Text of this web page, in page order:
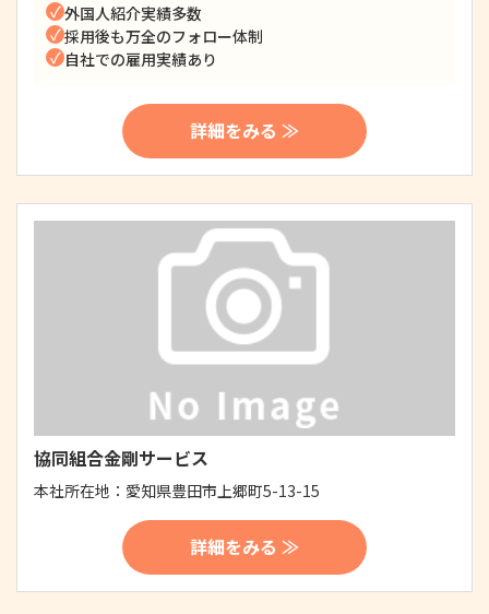
外国人紹介実績多数
採用後も万全のフォロー体制
自社での雇用実績あり
詳細をみる ≫
協同組合金剛サービス
本社所在地： 愛知県豊田市上郷町5-13-15
詳細をみる ≫